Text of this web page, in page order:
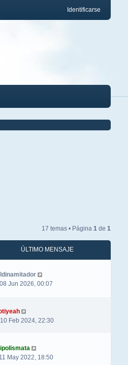
Identificarse
17 temas • Página 1de 1
ÚLTIMO MENSAJE
Jun 2026, 00:07
Feb 2024, 22:30
May 2022, 18:50